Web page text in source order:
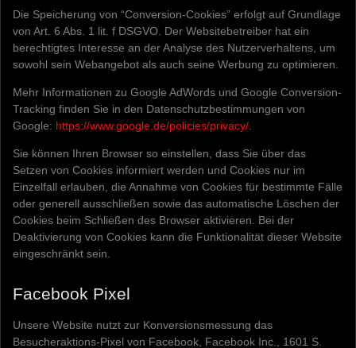
Die Speicherung von “Conversion-Cookies” erfolgt auf Grundlage
von Art. 6 Abs. 1 lit. f DSGVO. Der Websitebetreiber hat ein
berechtigtes Interesse an der Analyse des Nutzerverhaltens, um
sowohl sein Webangebot als auch seine Werbung zu optimieren.
Mehr Informationen zu Google AdWords und Google Conversion-
Tracking finden Sie in den Datenschutzbestimmungen von
Google: https://www.google.de/policies/privacy/
Sie können Ihren Browser so einstellen, dass Sie über das
Setzen von Cookies informiert werden und Cookies nur im
Einzelfall erlauben, die Annahme von Cookies für bestimmte Fälle
oder generell ausschließen sowie das automatische Löschen der
Cookies beim Schließen des Browser aktivieren. Bei der
Deaktivierung von Cookies kann die Funktionalität dieser Website
eingeschränkt sein.
Facebook Pixel
Unsere Website nutzt zur Konversionsmessung das
Besucheraktions-Pixel von Facebook, Facebook Inc., 1601 S.